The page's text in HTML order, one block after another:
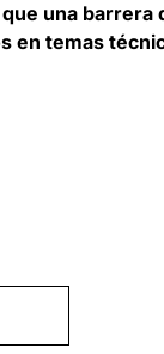
una barrera
en temas